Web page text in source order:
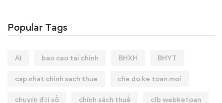
Popular Tags
AI bao cao tai chinh BHXH BHYT
cap nhat chinh sach thue che do ke toan moi
chuyển đổi số chính sách thuế clb webketoan